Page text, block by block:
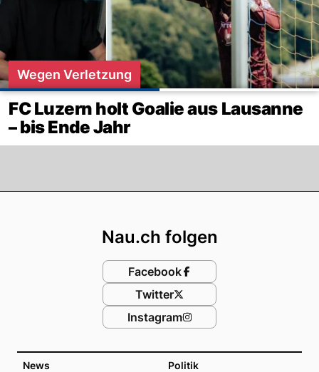
Wegen Verletzung
FC Luzern holt Goalie aus Lausanne
– bis Ende Jahr
News Politik
Nau.ch folgen
Facebook
Twitter
Instagram